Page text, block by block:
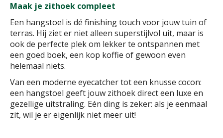
Maak je zithoek compleet
Een hangstoel is dé finishing touch voor jouw tuin of
terras. Hij ziet er niet alleen superstijlvol uit, maar is
ook de perfecte plek om lekker te ontspannen met
een goed boek, een kop koffie of gewoon even
helemaal niets.
Van een moderne eyecatcher tot een knusse cocon:
een hangstoel geeft jouw zithoek direct een luxe en
gezellige uitstraling. Eén ding is zeker: als je eenmaal
zit, wil je er eigenlijk niet meer uit!